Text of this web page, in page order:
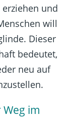
und
will
Dieser
bedeutet,
neu auf
im